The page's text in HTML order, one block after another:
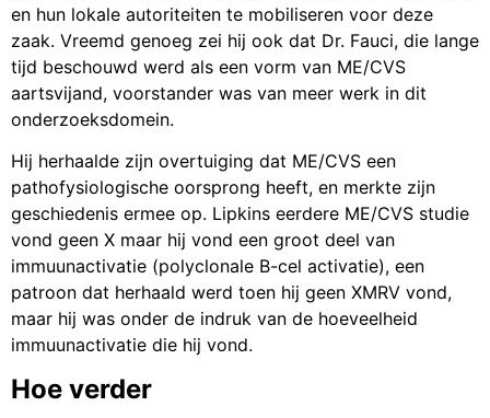
en hun lokale autoriteiten te mobiliseren voor deze
zaak. Vreemd genoeg zei hij ook dat Dr. Fauci, die lange
tijd beschouwd werd als een vorm van ME/CVS
aartsvijand, voorstander was van meer werk in dit
onderzoeksdomein.
Hij herhaalde zijn overtuiging dat ME/CVS een
pathofysiologische oorsprong heeft, en merkte zijn
geschiedenis ermee op. Lipkins eerdere ME/CVS studie
vond geen X maar hij vond een groot deel van
immuunactivatie (polyclonale B-cel activatie), een
patroon dat herhaald werd toen hij geen XMRV vond,
maar hij was onder de indruk van de hoeveelheid
immuunactivatie die hij vond.
Hoe verder